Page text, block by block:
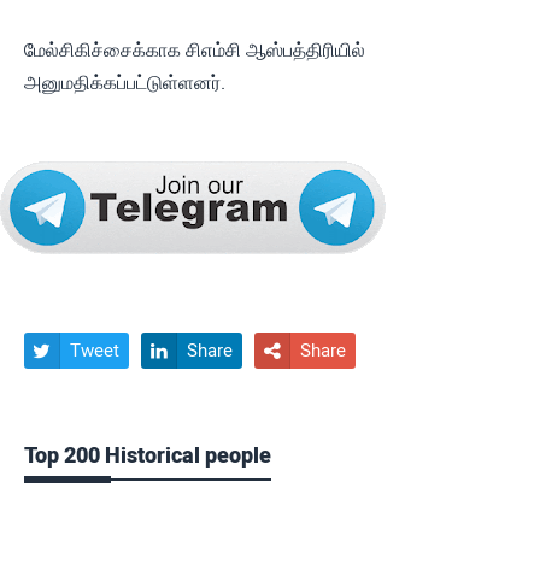
மேல்சிகிச்சைக்காக சிஎம்சி ஆஸ்பத்திரியில்
அனுமதிக்கப்பட்டுள்ளனர்.
 Tweet  Share  Share
Top 200 Historical people